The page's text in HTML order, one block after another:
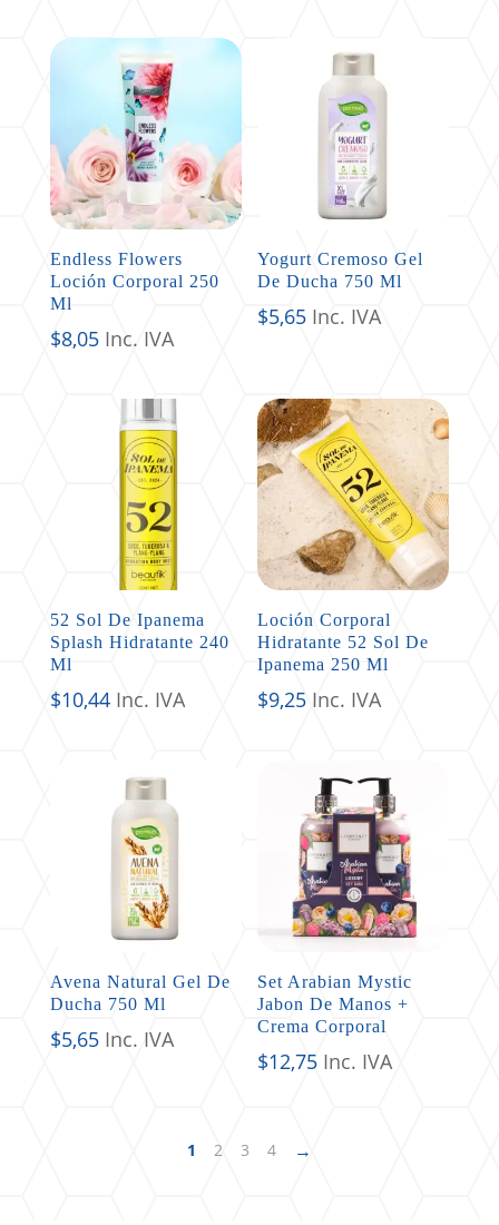
Endless Flowers
Loción Corporal 250
Ml
$8,05 Inc. IVA
Yogurt Cremoso Gel
De Ducha 750 Ml
$5,65 Inc. IVA
52 Sol De Ipanema
Splash Hidratante 240
Ml
$10,44 Inc. IVA
Loción Corporal
Hidratante 52 Sol De
Ipanema 250 Ml
$9,25 Inc. IVA
Avena Natural Gel De
Ducha 750 Ml
$5,65 Inc. IVA
Set Arabian Mystic
Jabon De Manos +
Crema Corporal
$12,75 Inc. IVA
1 2 3 4 →